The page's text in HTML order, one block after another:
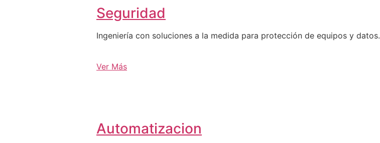
Seguridad
Ingeniería con soluciones a la medida para protección de equipos y datos.
Ver Más
Automatizacion